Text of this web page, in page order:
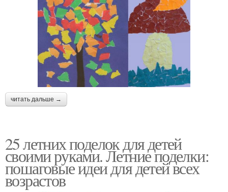
читать дальше →
25 летних поделок для детей
своими руками. Летние поделки:
пошаговые идеи для детей всех
возрастов